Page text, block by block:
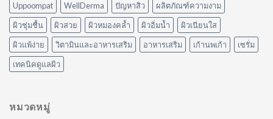
Uppoompat
WellDerma ปัญหาสิว
ผลิตภัณฑ์ความงาม
ผิวชุ่มชื้น
ผิวสวย ผิวหมองคล้ำ ผิวอิ่มน้ำ
ผิวเนียนใส
ผิวแพ้ง่าย
วิตามินและอาหารเสริม อาหารเสริม เก้านพเก้า
เซรั่ม
เทคนิคดูแลผิว
หมวดหมู่